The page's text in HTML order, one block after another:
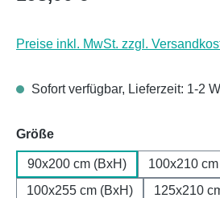
Preise inkl. MwSt. zzgl.
Sofort verfügbar, Lieferzeit: 1-2
Größeauswählen
90x200 cm (BxH)
100x210
100x255 cm (BxH)
125x210